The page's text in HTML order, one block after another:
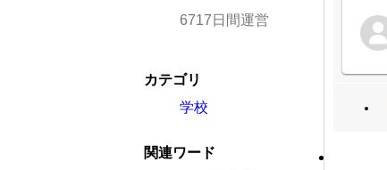
6717日間運営
カテゴリ
学校
関連ワード